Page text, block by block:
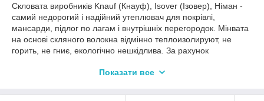
Скловата виробників Knauf (Кнауф), Isover (Ізовер), Німан -
самий недорогий і надійний утеплювач для покрівлі,
мансарди, підлог по лагам і внутрішніх перегородок. Мінвата
на основі скляного волокна відмінно теплоизолируют, не
горить, не гниє, екологічно нешкідлива. За рахунок
форми після деформації матеріал в упаковці стискається без
утеплювач "піднімається" і приймає початкову форму.
Показати все